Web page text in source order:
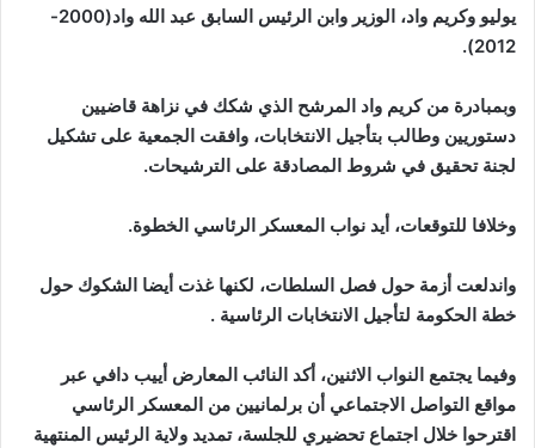
يوليو وكريم واد، الوزير وابن الرئيس السابق عبد الله واد(2000-
2012).
وبمبادرة من كريم واد المرشح الذي شكك في نزاهة قاضيين
دستوريين وطالب بتأجيل الانتخابات، وافقت الجمعية على تشكيل
لجنة تحقيق في شروط المصادقة على الترشيحات.
وخلافا للتوقعات، أيد نواب المعسكر الرئاسي الخطوة.
واندلعت أزمة حول فصل السلطات، لكنها غذت أيضا الشكوك حول
خطة الحكومة لتأجيل الانتخابات الرئاسية .
وفيما يجتمع النواب الاثنين، أكد النائب المعارض أييب دافي عبر
مواقع التواصل الاجتماعي أن برلمانيين من المعسكر الرئاسي
اقترحوا خلال اجتماع تحضيري للجلسة، تمديد ولاية الرئيس المنتهية